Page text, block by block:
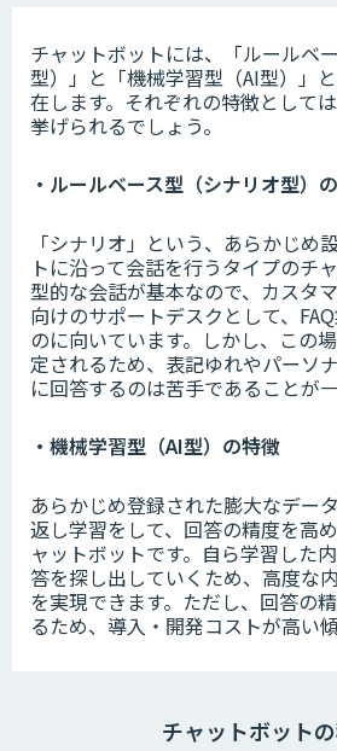
チャットボットには、「ルールベ
型）」と「機械学習型（AI型）」
在します。それぞれの特徴として
挙げられるでしょう。
・ルールベース型（シナリオ型）
「シナリオ」という、あらかじめ
トに沿って会話を行うタイプのチ
型的な会話が基本なので、カスタ
向けのサポートデスクとして、
のに向いています。しかし、この
定されるため、表記ゆれやパーソ
に回答するのは苦手であることが一
・機械学習型（AI型）の特徴
あらかじめ登録された膨大なデー
返し学習をして、回答の精度を高
ャットボットです。自ら学習した
答を探し出していくため、高度な
を実現できます。ただし、回答の
るため、導入・開発コストが高い
チャットボット